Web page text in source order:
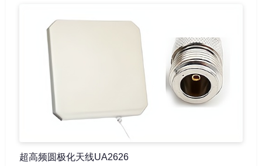
超高频圆极化天线UA2626